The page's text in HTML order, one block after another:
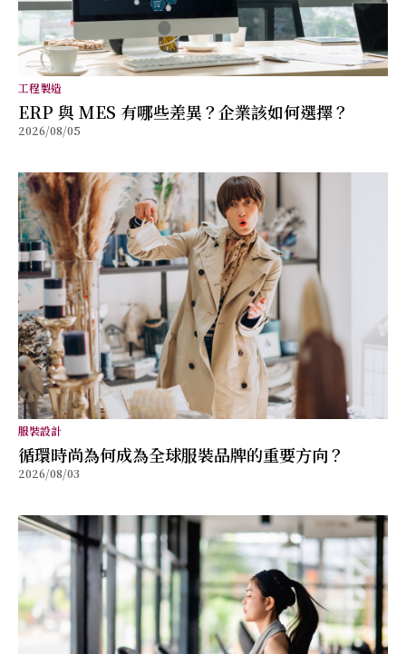
工程製造
ERP 與 MES 有哪些差異？企業該如何選擇？
2026/08/05
服裝設計
循環時尚為何成為全球服裝品牌的重要方向？
2026/08/03